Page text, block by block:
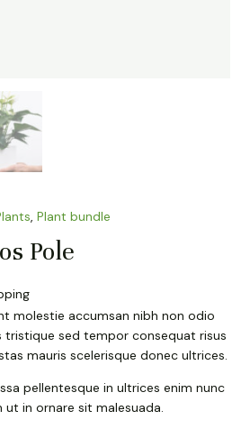
, Plant bundle
Pole
molestie accumsan nibh non odio
tristique sed tempor consequat risus
mauris scelerisque donec ultrices.
pellentesque in ultrices enim nunc
in ornare sit malesuada.